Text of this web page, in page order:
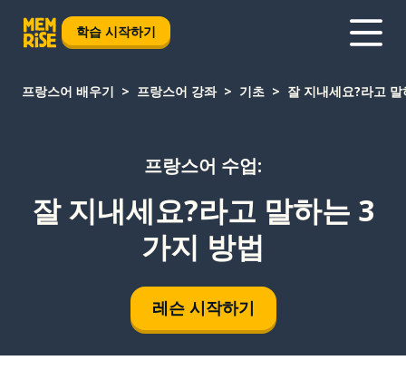
학습 시작하기
프랑스어 배우기 프랑스어 강좌 기초 잘 지내세요?라고
프랑스어 수업:
잘 지내세요?라고 말하는 3
가지 방법
레슨 시작하기